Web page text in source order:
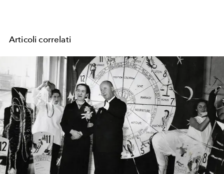
Articoli correlati